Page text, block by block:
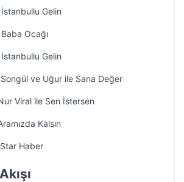
Gelin
Ocağı
Gelin
ve Uğur ile Sana Değer
Viral ile Sen İstersen
Kalsın
Haber